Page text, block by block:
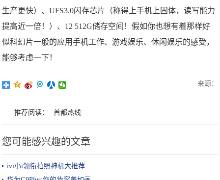
生产更快）、UFS3.0闪存芯片（称得上手机上固体，读写能力
提高近一倍！）、12 512G储存空间！假如你也想有着那样好
似科幻片一般的应用手机工作、游戏娱乐、休闲娱乐的感受，
能够考虑一下！
来源：
推荐阅读： 首都热线
您可能感兴趣的文章
ivi小i领衔拍照神机大推荐